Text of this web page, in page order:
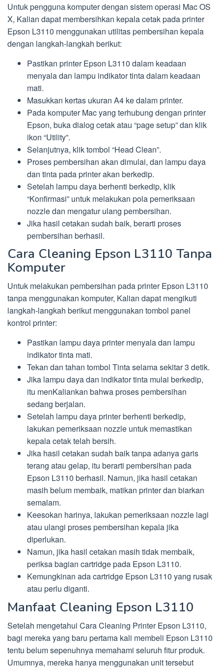
Untuk pengguna komputer dengan sistem operasi Mac OS
X, Kalian dapat membersihkan kepala cetak pada printer
Epson L3110 menggunakan utilitas pembersihan kepala
dengan langkah-langkah berikut:
Pastikan printer Epson L3110 dalam keadaan
menyala dan lampu indikator tinta dalam keadaan
mati.
Masukkan kertas ukuran A4 ke dalam printer.
Pada komputer Mac yang terhubung dengan printer
Epson, buka dialog cetak atau “page setup” dan klik
ikon “Utility”.
Selanjutnya, klik tombol “Head Clean”.
Proses pembersihan akan dimulai, dan lampu daya
dan tinta pada printer akan berkedip.
Setelah lampu daya berhenti berkedip, klik
“Konfirmasi” untuk melakukan pola pemeriksaan
nozzle dan mengatur ulang pembersihan.
Jika hasil cetakan sudah baik, berarti proses
pembersihan berhasil.
Cara Cleaning Epson L3110 Tanpa
Komputer
Untuk melakukan pembersihan pada printer Epson L3110
tanpa menggunakan komputer, Kalian dapat mengikuti
langkah-langkah berikut menggunakan tombol panel
kontrol printer:
Pastikan lampu daya printer menyala dan lampu
indikator tinta mati.
Tekan dan tahan tombol Tinta selama sekitar 3 detik.
Jika lampu daya dan indikator tinta mulai berkedip,
itu menKaliankan bahwa proses pembersihan
sedang berjalan.
Setelah lampu daya printer berhenti berkedip,
lakukan pemeriksaan nozzle untuk memastikan
kepala cetak telah bersih.
Jika hasil cetakan sudah baik tanpa adanya garis
terang atau gelap, itu berarti pembersihan pada
Epson L3110 berhasil. Namun, jika hasil cetakan
masih belum membaik, matikan printer dan biarkan
semalam.
Keesokan harinya, lakukan pemeriksaan nozzle lagi
atau ulangi proses pembersihan kepala jika
diperlukan.
Namun, jika hasil cetakan masih tidak membaik,
periksa bagian cartridge pada Epson L3110.
Kemungkinan ada cartridge Epson L3110 yang rusak
atau perlu diganti.
Manfaat Cleaning Epson L3110
Setelah mengetahui Cara Cleaning Printer Epson L3110,
bagi mereka yang baru pertama kali membeli Epson L3110
tentu belum sepenuhnya memahami seluruh fitur produk.
Umumnya, mereka hanya menggunakan unit tersebut